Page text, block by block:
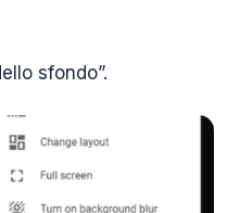
sfondo”.